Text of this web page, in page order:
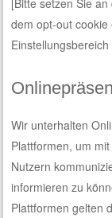
dem opt-out cookie
Einstellungsbereich
Wir unterhalten
Plattformen, um
Nutzern
informieren zu
Plattformen gelten